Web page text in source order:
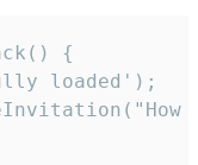
{
loaded');